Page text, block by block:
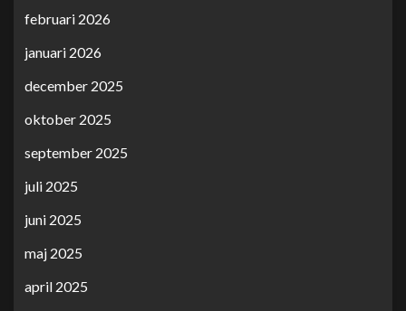
februari 2026
januari 2026
december 2025
oktober 2025
september 2025
juli 2025
juni 2025
maj 2025
april 2025